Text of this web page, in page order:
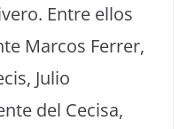
Entre ellos
Marcos Ferrer,
Julio
del Cecisa,